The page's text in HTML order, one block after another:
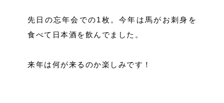
先日の忘年会での1枚。今年は馬がお刺身を
食べて日本酒を飲んでました。
来年は何が来るのか楽しみです！